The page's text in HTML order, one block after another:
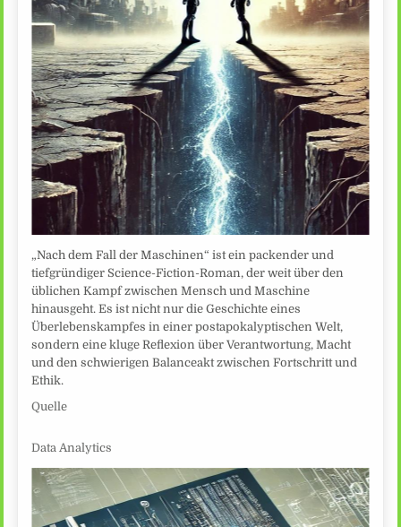
„Nach dem Fall der Maschinen“ ist ein packender und
tiefgründiger Science-Fiction-Roman, der weit über den
üblichen Kampf zwischen Mensch und Maschine
hinausgeht. Es ist nicht nur die Geschichte eines
Überlebenskampfes in einer postapokalyptischen Welt,
sondern eine kluge Reflexion über Verantwortung, Macht
und den schwierigen Balanceakt zwischen Fortschritt und
Ethik.
Quelle
Data Analytics